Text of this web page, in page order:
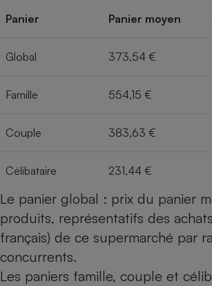
Panier Panier moyen
Global 373,54 €
Famille 554,15 €
Couple 383,63 €
Célibataire 231,44 €
Le panier global : prix du panier
produits, représentatifs des
français) de ce supermarché par
concurrents.
Les paniers famille, couple et